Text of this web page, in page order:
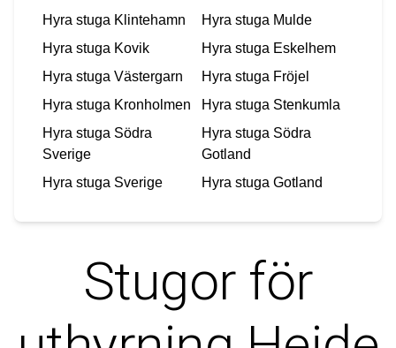
Hyra stuga Klintehamn Hyra stuga Mulde
Hyra stuga Kovik Hyra stuga Eskelhem
Hyra stuga Västergarn Hyra stuga Fröjel
Hyra stuga Kronholmen Hyra stuga Stenkumla
Hyra stuga Södra
Sverige
Hyra stuga Södra
Gotland
Hyra stuga Sverige Hyra stuga Gotland
Stugor för